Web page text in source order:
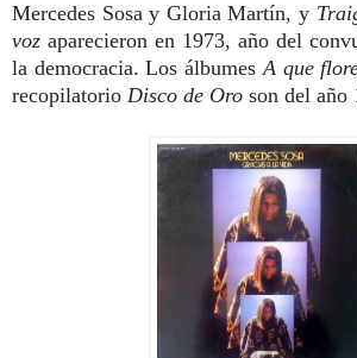
Mercedes Sosa y Gloria Martín, y
voz aparecieron en 1973, año del
la democracia. Los álbumesA que
recopilatorio Disco de Oro son del año